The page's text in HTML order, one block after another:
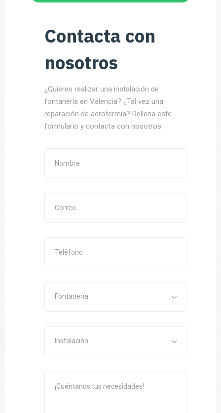
Contacta con
nosotros
¿Quieres realizar una instalación de
fontanería en Valencia? ¿Tal vez una
reparación de aerotermia? Rellena este
formulario y contacta con nosotros.
Fontanería
Instalación